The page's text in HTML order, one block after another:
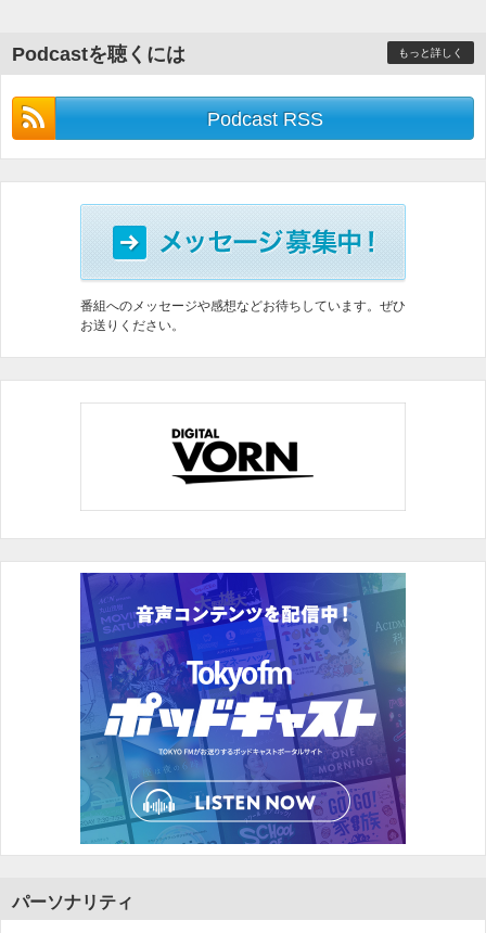
Podcastを聴くには もっと詳しく
Podcast RSS
番組へのメッセージや感想などお待ちしています。ぜひ
お送りください。
パーソナリティ